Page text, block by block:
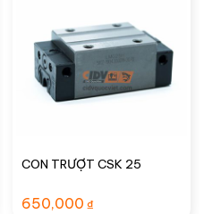
CON TRƯỢT CSK 25
650,000 ₫